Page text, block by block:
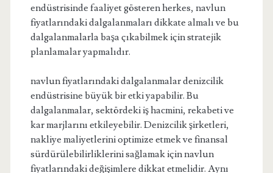
endüstrisinde faaliyet gösteren herkes, navlun
fiyatlarındaki dalgalanmaları dikkate almalı ve bu
dalgalanmalarla başa çıkabilmek için stratejik
planlamalar yapmalıdır.
navlun fiyatlarındaki dalgalanmalar denizcilik
endüstrisine büyük bir etki yapabilir. Bu
dalgalanmalar, sektördeki iş hacmini, rekabeti ve
kar marjlarını etkileyebilir. Denizcilik şirketleri,
nakliye maliyetlerini optimize etmek ve finansal
sürdürülebilirliklerini sağlamak için navlun
fiyatlarındaki değişimlere dikkat etmelidir. Aynı